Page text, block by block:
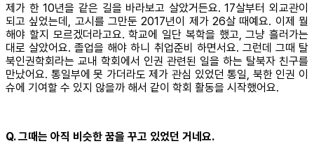
제가 한 10년을 같은 길을 바라보고 살았거든요. 17살부터 외교관이
되고 싶었는데, 고시를 그만둔 2017년이 제가 26살 때예요. 이제 뭘
해야 할지 모르겠더라고요. 학교에 일단 복학을 했고, 그냥 흘러가는
대로 살았어요. 졸업을 해야 하니 취업준비 하면서요. 그런데 그때 탈
북인권학회라는 교내 학회에서 인권 관련된 일을 하는 탈북자 친구를
만났어요. 통일부에 못 가더라도 제가 관심 있었던 통일, 북한 인권 이
슈에 기여할 수 있지 않을까 해서 같이 학회 활동을 시작했어요.
Q. 그때는 아직 비슷한 꿈을 꾸고 있었던 거네요.